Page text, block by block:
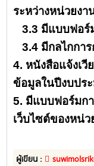
ระหว่างหน่วยงา
3.3 มีแบบฟอร์
3.4 มีกลไกกา
4. หนังสือแจ้งเ
ข้อมูลในปีงบปร
5. มีแบบฟอร์มก
เว็บไซต์ของหน่ว
ผู้เขียน :